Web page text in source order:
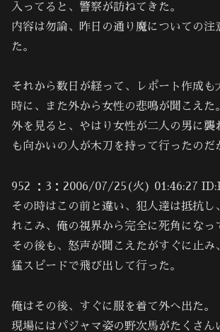
入ってると、警察が訪ねてきた。
内容は勿論、昨日の通り魔についての注
た。
それから数日が経って、レポート作成も
時に、また外から女性の悲鳴が聞こえた。
外を見ると、やはり女性が二人の男に襲
も向かいの人が木刀を持って行ったの
952 ：3：2006/07/25(火) 01:46:27
その時はこの前と違い、犯人達は抵抗し
れこみ、俺の視界から完全に死角になっ
その後も、怒声が聞こえたがすぐに止み
猛スピードで飛び出して行った。
俺はその後、すぐに服を着て外へ出た。
現場にはパジャマ姿の野次馬がたくさん